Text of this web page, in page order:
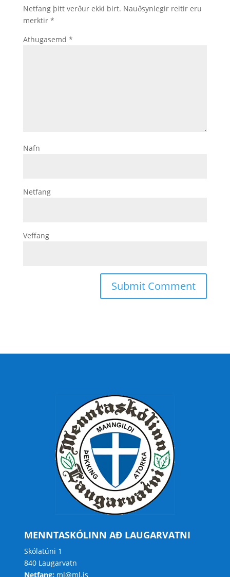
Netfang þitt verður ekki birt. Nauðsynlegir reitir eru
merktir *
Athugasemd *
Nafn
Netfang
Veffang
MENNTASKÓLINN AÐ LAUGARVATNI
Skólatúni 1
840 Laugarvatn
Netfang:ml@ml.is